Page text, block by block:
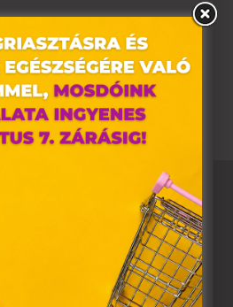
megkezdése előtt
el a termékek címkéjén, vagy a
lévő információt és
kat (továbbiakban „süti")
fájlok, melyek információt
Ehhez az Ön
hírközlésről szóló 2003. évi C.
kereskedelmi szolgáltatások, az
összefüggő szolgáltatások
évi CVIII. törvény, valamint
megfelelően használjuk.
az Európai Unió országain
használatához, és ezeknek a
vagy egyéb eszközén történő
hozzájárulását kell kérniük.